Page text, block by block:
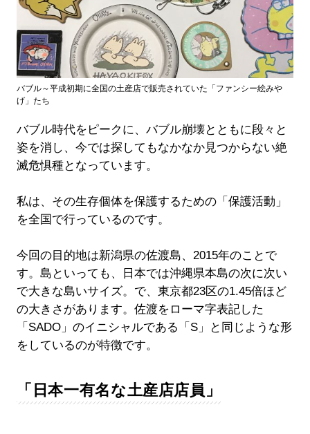
バブル～平成初期に全国の土産店で販売されていた「ファンシー絵みや
げ」たち
バブル時代をピークに、バブル崩壊とともに段々と
姿を消し、今では探してもなかなか見つからない絶
滅危惧種となっています。
私は、その生存個体を保護するための「保護活動」
を全国で行っているのです。
今回の目的地は新潟県の佐渡島、2015年のことで
す。島といっても、日本では沖縄県本島の次に次い
で大きな島いサイズ。で、東京都23区の1.45倍ほど
の大きさがあります。佐渡をローマ字表記した
「SADO」のイニシャルである「S」と同じような形
をしているのが特徴です。
「日本一有名な土産店店員」